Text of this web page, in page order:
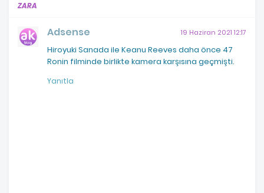
ZARA
Adsense 19 Haziran 2021 12:17
Hiroyuki Sanada ile Keanu Reeves daha önce 47
Ronin filminde birlikte kamera karşısına geçmişti.
Yanıtla